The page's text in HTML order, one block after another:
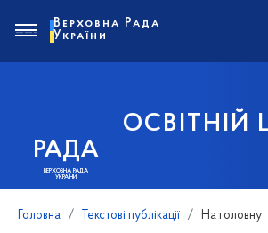
РАДА
ВЕРХОВНА РАДА
УКРАЇНИ
ОСВІТНІЙ
Верховна Рада
України
Головна Текстові публікації На головну